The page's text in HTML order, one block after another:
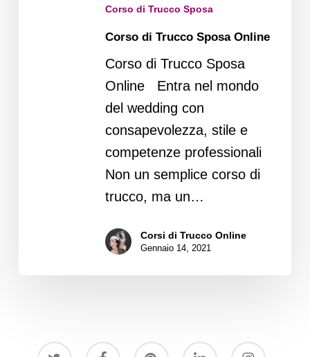
Corso di Trucco Sposa
Corso di Trucco Sposa Online
Corso di Trucco Sposa
Online Entra nel mondo
del wedding con
consapevolezza, stile e
competenze professionali
Non un semplice corso di
trucco, ma un…
Corsi di Trucco Online
Gennaio 14, 2021
twitter facebook pinterest linkedin instagram